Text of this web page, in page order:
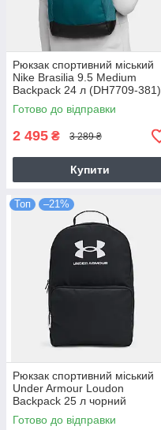
Рюкзак спортивний міський
Nike Brasilia 9.5 Medium
Backpack 24 л (DH7709-381)
Готово до відправки
2 495 ₴ 3 289 ₴
Купити
Топ –21%
Рюкзак спортивний міський
Under Armour Loudon
Backpack 25 л чорний
(1378415-001)
Готово до відправки